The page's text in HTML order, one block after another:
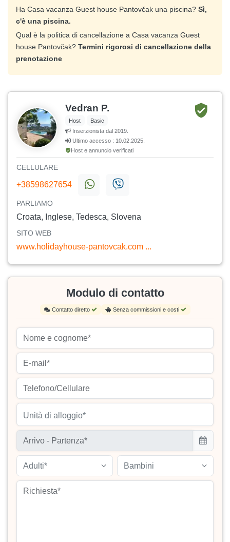
Ha Casa vacanza Guest house Pantovčak una piscina? Sì,
c'è una piscina.
Qual è la politica di cancellazione a Casa vacanza Guest
house Pantovčak? Termini rigorosi di cancellazione della
prenotazione
Vedran P.
Host
Basic
Inserzionista dal 2019.
Ultimo accesso : 10.02.2025.
Host e annuncio verificati
CELLULARE
+38598627654
PARLIAMO
Croata, Inglese, Tedesca, Slovena
SITO WEB
www.holidayhouse-pantovcak.com ...
Modulo di contatto
Contatto diretto Senza commissioni e costi
Unità di alloggio*
Adulti* Bambini